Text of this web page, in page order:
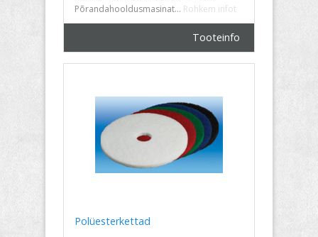
Põrandahooldusmasinat... Rohkem infot
Tooteinfo
Polüesterkettad